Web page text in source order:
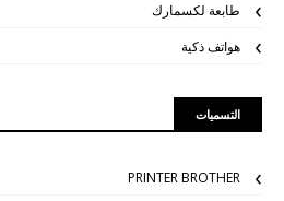
طابعة لكسمارك
هواتف ذكية
التسميات
PRINTER BROTHER